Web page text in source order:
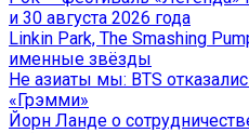
и 30 августа 2026 года
Linkin Park, The Smashing
именные звёзды
Не азиаты мы: BTS
«Грэмми»
Йорн Ланде о